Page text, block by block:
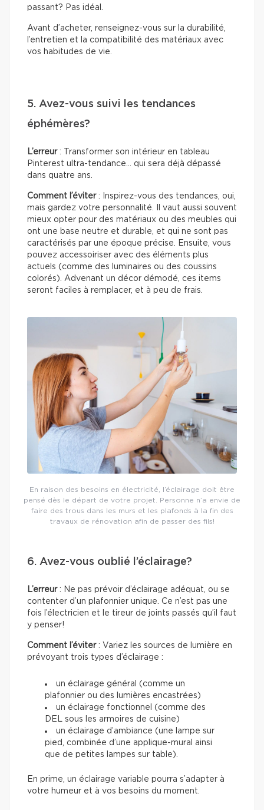
passant? Pas idéal.
Avant d’acheter, renseignez-vous sur la durabilité,
l’entretien et la compatibilité des matériaux avec
vos habitudes de vie.
5. Avez-vous suivi les tendances
éphémères?
L’erreur: Transformer son intérieur en tableau
Pinterest ultra-tendance… qui sera déjà dépassé
dans quatre ans.
Comment l’éviter: Inspirez-vous des tendances, oui,
mais gardez votre personnalité. Il vaut aussi souvent
mieux opter pour des matériaux ou des meubles qui
ont une base neutre et durable, et qui ne sont pas
caractérisés par une époque précise. Ensuite, vous
pouvez accessoiriser avec des éléments plus
actuels (comme des luminaires ou des coussins
colorés). Advenant un décor démodé, ces items
seront faciles à remplacer, et à peu de frais.
En raison des besoins en électricité, l’éclairage doit être
pensé dès le départ de votre projet. Personne n’a envie de
faire des trous dans les murs et les plafonds à la fin des
travaux de rénovation afin de passer des fils!
6. Avez-vous oublié l’éclairage?
L’erreur: Ne pas prévoir d’éclairage adéquat, ou se
contenter d’un plafonnier unique. Ce n’est pas une
fois l’électricien et le tireur de joints passés qu’il faut
y penser!
Comment l’éviter: Variez les sources de lumière en
prévoyant trois types d’éclairage :
un éclairage général (comme un
plafonnier ou des lumières encastrées)
un éclairage fonctionnel (comme des
DEL sous les armoires de cuisine)
un éclairage d’ambiance (une lampe sur
pied, combinée d’une applique-mural ainsi
que de petites lampes sur table).
En prime, un éclairage variable pourra s’adapter à
votre humeur et à vos besoins du moment.